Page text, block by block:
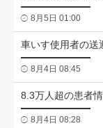
8月5日 01:00
車いす使用者の送
8月4日 08:45
8.3万人超の患者
8月4日 08:28